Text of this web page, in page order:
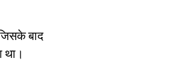
बाद
था।